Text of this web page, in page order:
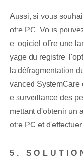
Aussi, si vous
otre PC, Vous
e logiciel offre une
yage du registre,
la défragmentation
vanced SystemCare
e surveillance des
mettant d'obtenir un
otre PC et
5.​